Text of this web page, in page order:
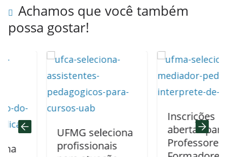
Achamos que você também
possa gostar!
UFMG seleciona
profissionais
Inscrições
abertas para
Professores